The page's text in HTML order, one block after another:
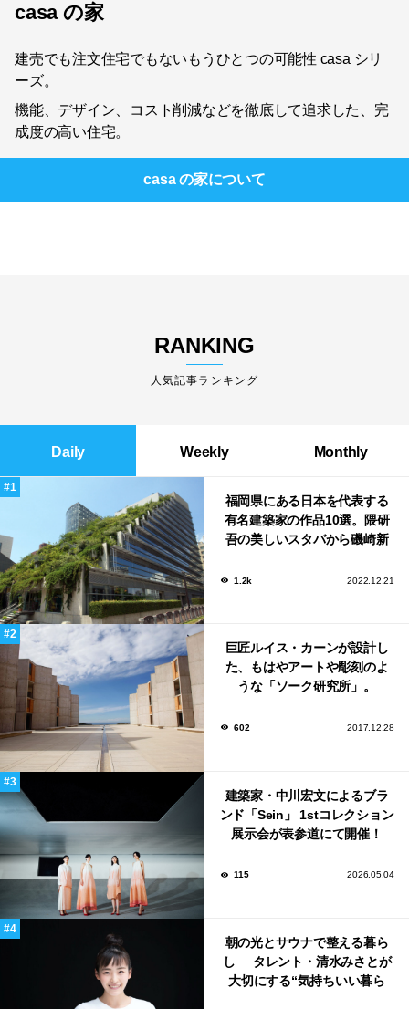
casa の家
建売でも注文住宅でもないもうひとつの可能性 casa シリ
ーズ。
機能、デザイン、コスト削減などを徹底して追求した、完
成度の高い住宅。
casa の家について
RANKING
人気記事ランキング
Daily Weekly Monthly
福岡県にある日本を代表する
有名建築家の作品10選。隈研
吾の美しいスタバから磯崎新
1.2k 2022.12.21
巨匠ルイス・カーンが設計し
た、もはやアートや彫刻のよ
うな「ソーク研究所」。
602 2017.12.28
建築家・中川宏文によるブラ
ンド「Sein」 1stコレクション
展示会が表参道にて開催！
115 2026.05.04
朝の光とサウナで整える暮ら
し──タレント・清水みさとが
大切にする“気持ちいい暮ら